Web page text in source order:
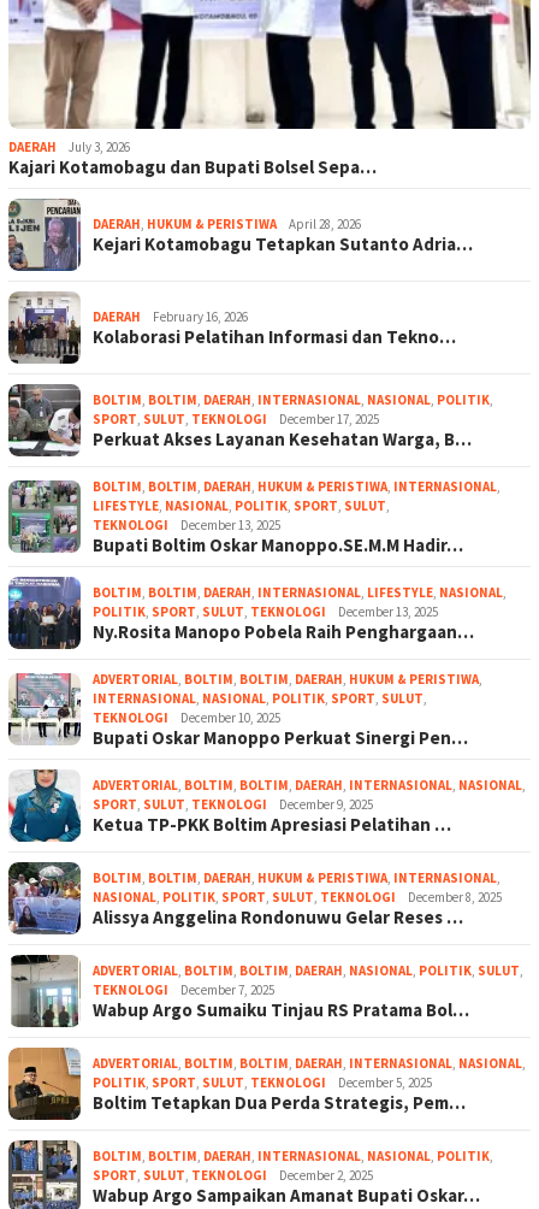
DAERAH July 3, 2026
Kajari Kotamobagu dan Bupati Bolsel Sepa…
DAERAH, HUKUM & PERISTIWA April 28, 2026
Kejari Kotamobagu Tetapkan Sutanto Adria…
DAERAH February 16, 2026
Kolaborasi Pelatihan Informasi dan Tekno…
BOLTIM, BOLTIM, DAERAH, INTERNASIONAL, NASIONAL, POLITIK,
SPORT, SULUT, TEKNOLOGI December 17, 2025
Perkuat Akses Layanan Kesehatan Warga, B…
BOLTIM, BOLTIM, DAERAH, HUKUM & PERISTIWA, INTERNASIONAL,
LIFESTYLE, NASIONAL, POLITIK, SPORT, SULUT,
TEKNOLOGI
December 13, 2025
Bupati Boltim Oskar Manoppo.SE.M.M Hadir…
BOLTIM, BOLTIM, DAERAH, INTERNASIONAL, LIFESTYLE, NASIONAL,
POLITIK, SPORT, SULUT, TEKNOLOGI December 13, 2025
Ny.Rosita Manopo Pobela Raih Penghargaan…
ADVERTORIAL, BOLTIM, BOLTIM, DAERAH, HUKUM & PERISTIWA,
INTERNASIONAL, NASIONAL, POLITIK, SPORT, SULUT,
TEKNOLOGI
December 10, 2025
Bupati Oskar Manoppo Perkuat Sinergi Pen…
ADVERTORIAL, BOLTIM, BOLTIM, DAERAH, INTERNASIONAL, NASIONAL,
SPORT, SULUT, TEKNOLOGI December 9, 2025
Ketua TP-PKK Boltim Apresiasi Pelatihan …
BOLTIM, BOLTIM, DAERAH, HUKUM & PERISTIWA, INTERNASIONAL,
NASIONAL, POLITIK, SPORT, SULUT, TEKNOLOGI December 8, 2025
Alissya Anggelina Rondonuwu Gelar Reses …
ADVERTORIAL, BOLTIM, BOLTIM, DAERAH, NASIONAL, POLITIK, SULUT,
TEKNOLOGI
December 7, 2025
Wabup Argo Sumaiku Tinjau RS Pratama Bol…
ADVERTORIAL, BOLTIM, BOLTIM, DAERAH, INTERNASIONAL, NASIONAL,
POLITIK, SPORT, SULUT, TEKNOLOGI December 5, 2025
Boltim Tetapkan Dua Perda Strategis, Pem…
BOLTIM, BOLTIM, DAERAH, INTERNASIONAL, NASIONAL, POLITIK,
SPORT, SULUT, TEKNOLOGI December 2, 2025
Wabup Argo Sampaikan Amanat Bupati Oskar…